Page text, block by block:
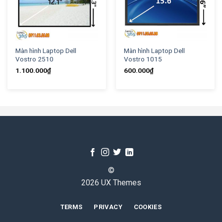
Màn hình Laptop Dell
Vostro 2510
1.100.000₫
Màn hình Laptop Dell
Vostro 1015
600.000₫
©
2026 UX Themes
TERMS PRIVACY COOKIES